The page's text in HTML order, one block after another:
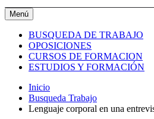
Menú
BUSQUEDA DE TRABAJO
OPOSICIONES
CURSOS DE FORMACION
ESTUDIOS Y FORMACIÓN
Inicio
Busqueda Trabajo
Lenguaje corporal en una